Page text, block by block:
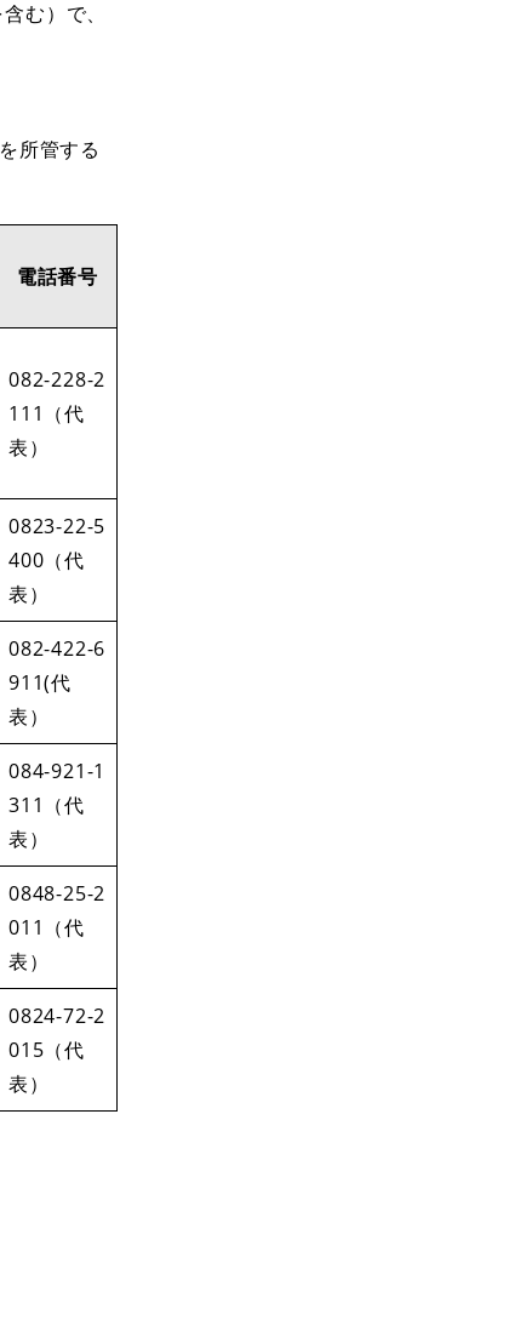
む）で、
所管する
電話番号
082-228-2
111（代
表）
0823-22-5
400（代
表）
082-422-6
911(代
表）
084-921-1
311（代
表）
0848-25-2
011（代
表）
0824-72-2
015（代
表）